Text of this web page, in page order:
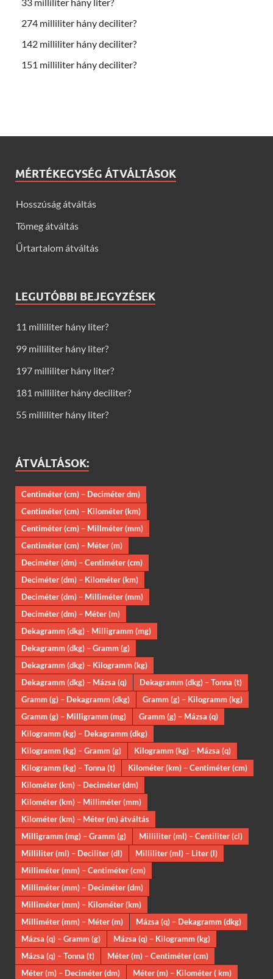
33 milliliter hány liter?
274 milliliter hány deciliter?
142 milliliter hány deciliter?
151 milliliter hány deciliter?
MÉRTÉKEGYSÉG ÁTVÁLTÁSOK
Hosszúság átváltás
Tömeg átváltás
Űrtartalom átváltás
LEGUTÓBBI BEJEGYZÉSEK
11 milliliter hány liter?
99 milliliter hány liter?
197 milliliter hány liter?
181 milliliter hány deciliter?
55 milliliter hány liter?
ÁTVÁLTÁSOK:
Centiméter (cm) – Deciméter dm)
Centiméter (cm) – Kilométer (km)
Centiméter (cm) – Millméter (mm)
Centiméter (cm) – Méter (m)
Deciméter (dm) – Centiméter (cm)
Deciméter (dm) – Kilométer (km)
Deciméter (dm) – Milliméter (mm)
Deciméter (dm) – Méter (m)
Dekagramm (dkg) - Milligramm (mg)
Dekagramm (dkg) – Gramm (g)
Dekagramm (dkg) – Kilogramm (kg)
Dekagramm (dkg) – Mázsa (q)
Dekagramm (dkg) – Tonna (t)
Gramm (g) – Dekagramm (dkg)
Gramm (g) – Kilogramm (kg)
Gramm (g) – Milligramm (mg)
Gramm (g) – Mázsa (q)
Kilogramm (kg) – Dekagramm (dkg)
Kilogramm (kg) – Gramm (g)
Kilogramm (kg) – Mázsa (q)
Kilogramm (kg) – Tonna (t)
Kilométer (km) – Centiméter (cm)
Kilométer (km) – Deciméter (dm)
Kilométer (km) – Milliméter (mm)
Kilométer (km) – Méter (m) átváltás
Milligramm (mg) – Gramm (g)
Milliliter (ml) – Centiliter (cl)
Milliliter (ml) – Deciliter (dl)
Milliliter (ml) – Liter (l)
Milliméter (mm) – Centiméter (cm)
Milliméter (mm) – Deciméter (dm)
Milliméter (mm) – Kilométer (km)
Milliméter (mm) – Méter (m)
Mázsa (q) – Dekagramm (dkg)
Mázsa (q) – Gramm (g)
Mázsa (q) – Kilogramm (kg)
Mázsa (q) – Tonna (t)
Méter (m) – Centiméter (cm)
Méter (m) – Deciméter (dm)
Méter (m) – Kilométer ( km)